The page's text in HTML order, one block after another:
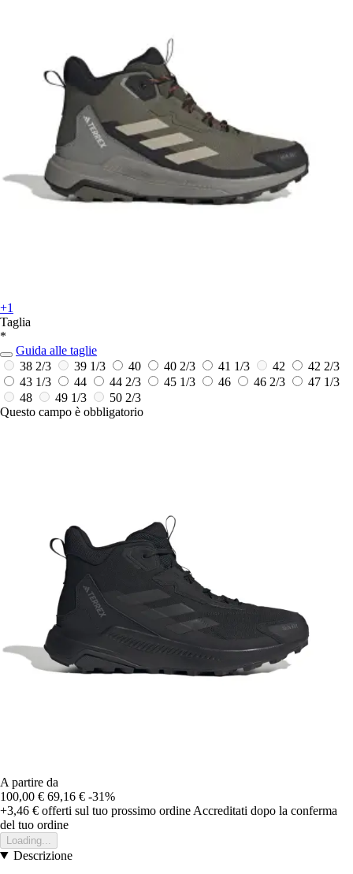
+1
Taglia
*
Guida alle taglie
38 2/3
39 1/3 40 40 2/3 41 1/3 42
42 2/3
43 1/3
44 44 2/3 45 1/3 46 46 2/3
47 1/3
48
49 1/3
50 2/3
Questo campo è obbligatorio
A partire da
100,00 € 69,16 € -31%
+3,46 € offerti sul tuo prossimo ordine Accreditati dopo la conferma
del tuo ordine
Loading...
Descrizione